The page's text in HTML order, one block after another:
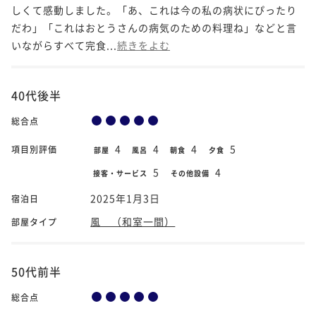
しくて感動しました。「あ、これは今の私の病状にぴったり
だわ」「これはおとうさんの病気のための料理ね」などと言
いながらすべて完食... 続きをよむ
40代後半
総合点
項目別評価 部屋 4 風呂 4 朝食 4 夕食 5
接客・サービス 5 その他設備 4
宿泊日 2025年1月3日
部屋タイプ 風 （和室一間）
50代前半
総合点